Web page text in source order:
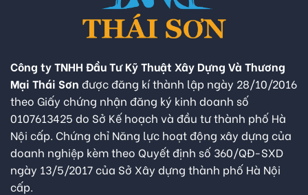
Công ty TNHH Đầu Tư Kỹ Thuật Xây Dựng Và Thương
Mại Thái Sơn được đăng kí thành lập ngày 28/10/2016
theo Giấy chứng nhận đăng ký kinh doanh số
0107613425 do Sở Kế hoạch và đầu tư thành phố Hà
Nội cấp. Chứng chỉ Năng lực hoạt động xây dựng của
doanh nghiệp kèm theo Quyết định số 360/QĐ-SXD
ngày 13/5/2017 của Sở Xây dựng thành phố Hà Nội
cấp.